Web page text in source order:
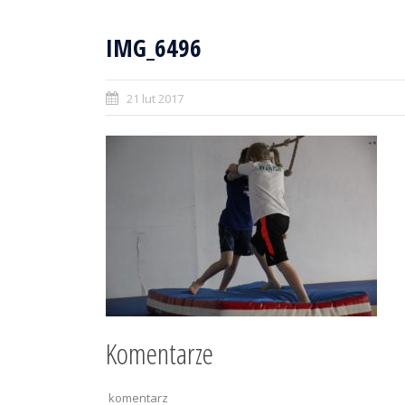
IMG_6496
21 lut 2017
Komentarze
komentarz